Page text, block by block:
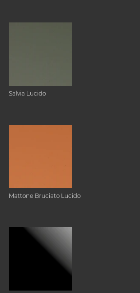
Salvia Lucido
Mattone Bruciato Lucido